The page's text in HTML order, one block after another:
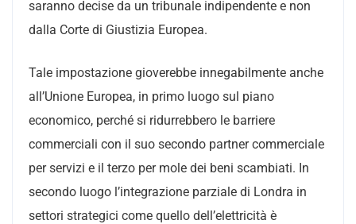
saranno decise da un tribunale indipendente e non
dalla Corte di Giustizia Europea.
Tale impostazione gioverebbe innegabilmente anche
all’Unione Europea, in primo luogo sul piano
economico, perché si ridurrebbero le barriere
commerciali con il suo secondo partner commerciale
per servizi e il terzo per mole dei beni scambiati. In
secondo luogo l’integrazione parziale di Londra in
settori strategici come quello dell’elettricità è